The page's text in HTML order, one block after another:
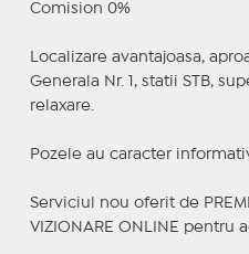
Comision 0%
Localizare avantajoasa,
Generala Nr. 1, statii STB,
relaxare.
Pozele au caracter
Serviciul nou oferit de
VIZIONARE ONLINE pentru